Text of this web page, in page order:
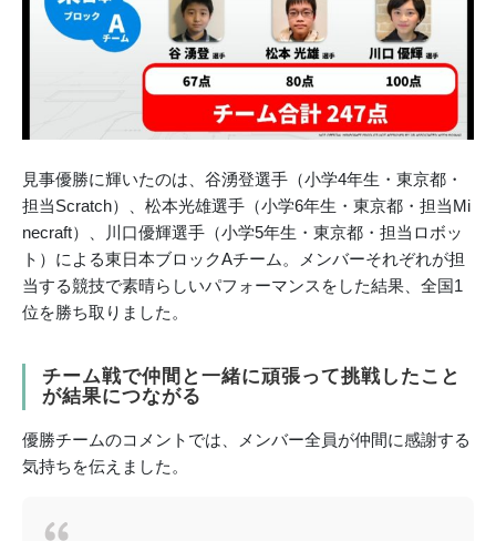
見事優勝に輝いたのは、谷湧登選手（小学4年生・東京都・
担当Scratch）、松本光雄選手（小学6年生・東京都・担当Mi
necraft）、川口優輝選手（小学5年生・東京都・担当ロボッ
ト）による東日本ブロックAチーム。メンバーそれぞれが担
当する競技で素晴らしいパフォーマンスをした結果、全国1
位を勝ち取りました。
チーム戦で仲間と一緒に頑張って挑戦したこと
が結果につながる
優勝チームのコメントでは、メンバー全員が仲間に感謝する
気持ちを伝えました。